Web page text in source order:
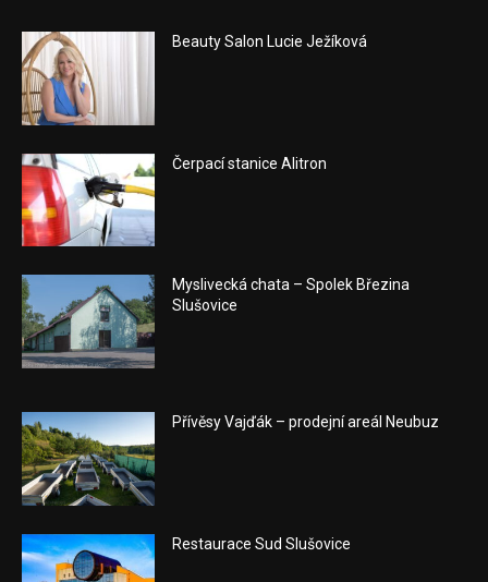
Beauty Salon Lucie Ježíková
Čerpací stanice Alitron
Myslivecká chata – Spolek Březina
Slušovice
Přívěsy Vajďák – prodejní areál Neubuz
Restaurace Sud Slušovice